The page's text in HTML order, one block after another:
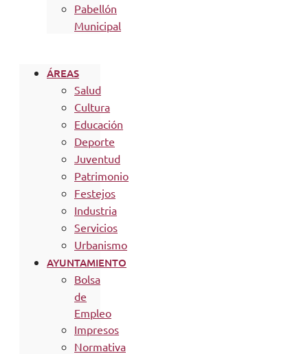
Pabellón
Municipal
ÁREAS
Salud
Cultura
Educación
Deporte
Juventud
Patrimonio
Festejos
Industria
Servicios
Urbanismo
AYUNTAMIENTO
Bolsa
de
Empleo
Impresos
Normativa